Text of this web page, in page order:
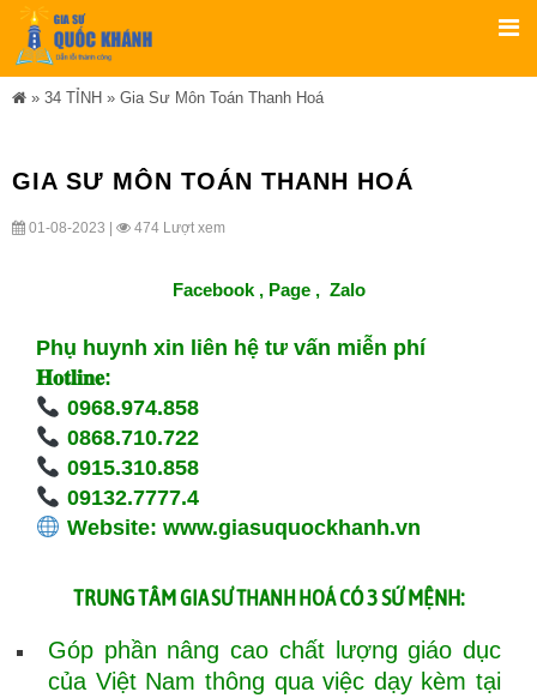
» 34 TỈNH » Gia Sư Môn Toán Thanh Hoá
GIA SƯ MÔN TOÁN THANH HOÁ
01-08-2023 | 474 Lượt xem
Facebook , Page, Zalo
Phụ huynh xin liên hệ tư vấn miễn phí
𝐇𝐨𝐭𝐥𝐢𝐧𝐞:
0968.974.858
0868.710.722
0915.310.858
09132.7777.4
Website: www.giasuquockhanh.vn
TRUNG TÂMGIA SƯ THANH HOÁCÓ 3 SỨ MỆNH:
Góp phần nâng cao chất lượng giáo dục
của Việt Nam thông qua việc dạy kèm tại